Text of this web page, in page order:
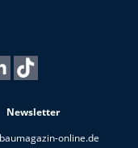
Newsletter
online.de